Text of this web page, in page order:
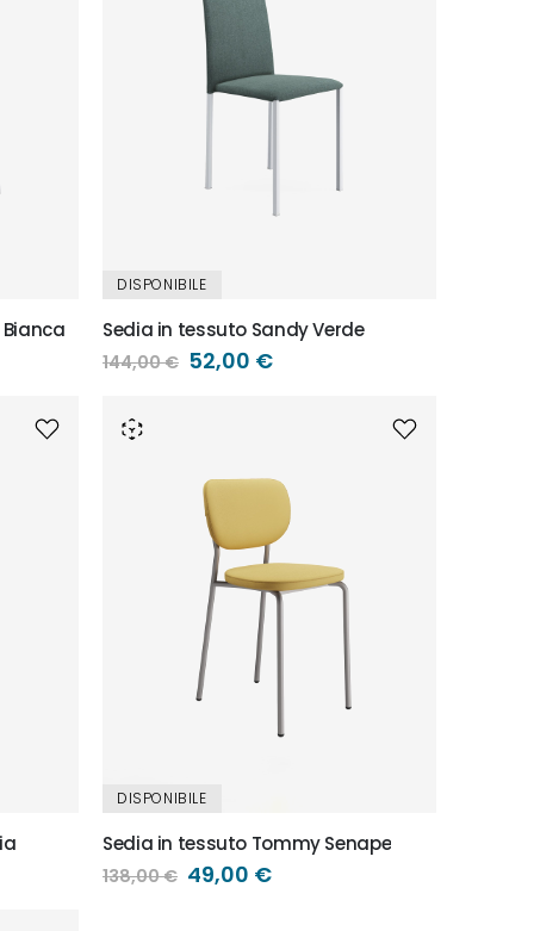
DISPONIBILE
Sedia in tessuto Sandy Verde
144,00 € Prezzo
speciale
52,00 €
DISPONIBILE
Sedia in tessuto Tommy Senape
138,00 € Prezzo
speciale
49,00 €